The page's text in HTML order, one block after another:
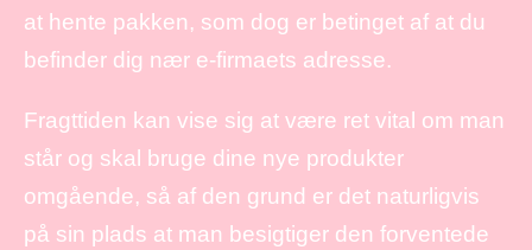
at hente pakken, som dog er betinget af at du
befinder dig nær e-firmaets adresse.
Fragttiden kan vise sig at være ret vital om man
står og skal bruge dine nye produkter
omgående, så af den grund er det naturligvis
på sin plads at man besigtiger den forventede